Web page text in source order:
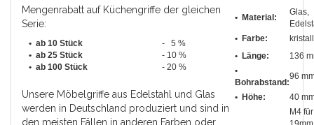
Mengenrabatt auf Küchengriffe der gleichen
Serie:
• ab 10 Stück
- 5 %
• ab 25 Stück
- 10 %
• ab 100 Stück - 20 %
Unsere Möbelgriffe aus Edelstahl und Glas
werden in Deutschland produziert und sind in
den meisten Fällen in anderen Farben oder
• Material:
Glas,
• Farbe:
• Länge:
136
•
Bohrabstand :
96
• Höhe: 40
M4 für